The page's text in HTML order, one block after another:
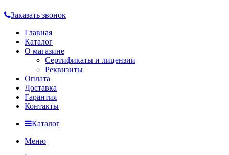
Заказать звонок
Главная
Каталог
О магазине
Сертификаты и лицензии
Реквизиты
Оплата
Доставка
Гарантия
Контакты
Каталог
Меню